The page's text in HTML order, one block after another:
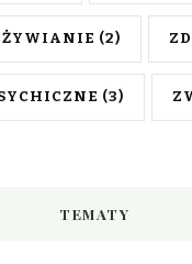
(2)
(3)
TEMATY